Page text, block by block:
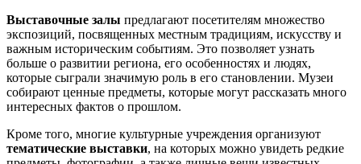
Выставочные залы предлагают посетителям множество
экспозиций, посвященных местным традициям, искусству и
важным историческим событиям. Это позволяет узнать
больше о развитии региона, его особенностях и людях,
которые сыграли значимую роль в его становлении. Музеи
собирают ценные предметы, которые могут рассказать много
интересных фактов о прошлом.
Кроме того, многие культурные учреждения организуют
тематические выставки, на которых можно увидеть редкие